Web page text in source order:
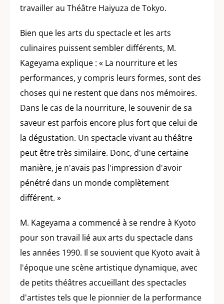
travailler au Théâtre Haiyuza de Tokyo.
Bien que les arts du spectacle et les arts
culinaires puissent sembler différents, M.
Kageyama explique : « La nourriture et les
performances, y compris leurs formes, sont des
choses qui ne restent que dans nos mémoires.
Dans le cas de la nourriture, le souvenir de sa
saveur est parfois encore plus fort que celui de
la dégustation. Un spectacle vivant au théâtre
peut être très similaire. Donc, d'une certaine
manière, je n'avais pas l'impression d'avoir
pénétré dans un monde complètement
différent. »
M. Kageyama a commencé à se rendre à Kyoto
pour son travail lié aux arts du spectacle dans
les années 1990. Il se souvient que Kyoto avait à
l'époque une scène artistique dynamique, avec
de petits théâtres accueillant des spectacles
d'artistes tels que le pionnier de la performance